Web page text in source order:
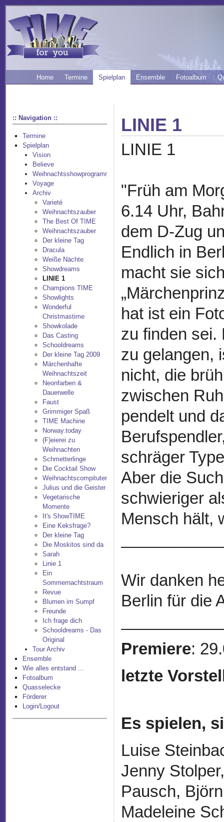
Home Termine Spielplan Ensemble Fotoalbum
:: Navigation ::
Termine
Spielplan
Vision
Believe
Weihnachtsshowprogramm
Voyage
Archiv
Varieté
Weihnachtszauber
The Best Of TIME
Weihnachtszauber
Der kleine Tag
Dracula
Weiße Nächte
Showdreams
LINIE 1
Champions TIME
Showlights
Wonderful
Christmastime
Showkolade
Das Casting
Schooldreams
Der kleine Tag 2009
Märchenhafte
Weihnachtszeit
Neonfarben &
Dauerwelle
Faust
Grimmiger Spaß
TIME Machine
Norway.today
(F)eierei zu
Weihnachten
Schmetterlinge
Die Cocktail Show
Weihnachtscompituter
Julius und die Geister
Vegetarische
Momente
It's ShowTIME
Eine Keksfrage?
Der kleine Tag
Die Moskitos sind da
Sarah
Linie 1
Ein
Sommernachtstraum
Revue
Blumen im Sumpf
Freunde
Ich frage dich
Schooldreams - Das
Original
Tour Archiv
Ensemble
Wie alles entstand ...
Fotoalbum
Quasselecke
Förderer
Login/Logout
LINIE 1
LINIE 1
"Früh am
6.14 Uhr,
dem D-Zug
Endlich in
macht sie
hat ist ein
zu finden sei.
zu gelangen,
nicht, die
zwischen
pendelt und
schräger
Aber die
schwieriger
Mensch hält,
Wir danken
Berlin für die
Premiere:
letzte
Es spielen,
Luise
Jenny
Pausch,
Madeleine